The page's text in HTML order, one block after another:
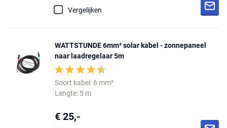
Vergelijken
WATTSTUNDE 6mm² solar kabel - zonnepaneel
naar laadregelaar 5m
Soort kabel: 6 mm²
Lengte: 5 m
€ 25,-